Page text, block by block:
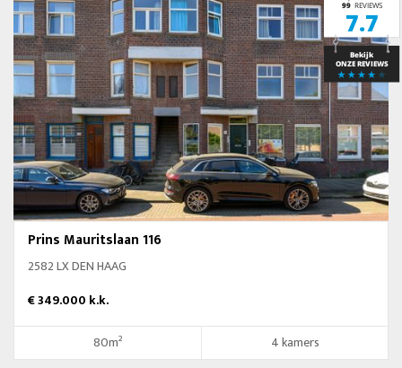
Prins Mauritslaan 116
2582 LX DEN HAAG
€ 349.000 k.k.
80m² 4 kamers